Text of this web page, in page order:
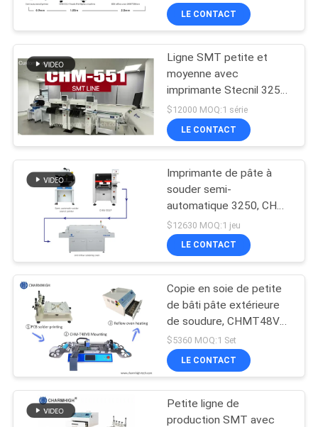
DE
CONFIDENTIALITÉ
Petite machine de
SMT
machine de
transfert de smd
Chaîne de montage
pièces CHM-551, four à
reflux 830
LE CONTACT
Ligne SMT petite et
moyenne avec
imprimante Stecnil 3250
CHM-551 SMT pick and
place machine 830 four à
reflux
$12000 MOQ:1 série
LE CONTACT
Imprimante de pâte à
souder semi-
automatique 3250, CHM-
551P
$12630 MOQ:1 jeu
LE CONTACT
Copie en soie de petite
de bâti pâte extérieure
de soudure, CHMT48VB
Chip Mounter, chaîne de
production de SMT de
chauffage de carte PCB
$5360 MOQ:1 Set
LE CONTACT
Petite ligne de
production SMT avec